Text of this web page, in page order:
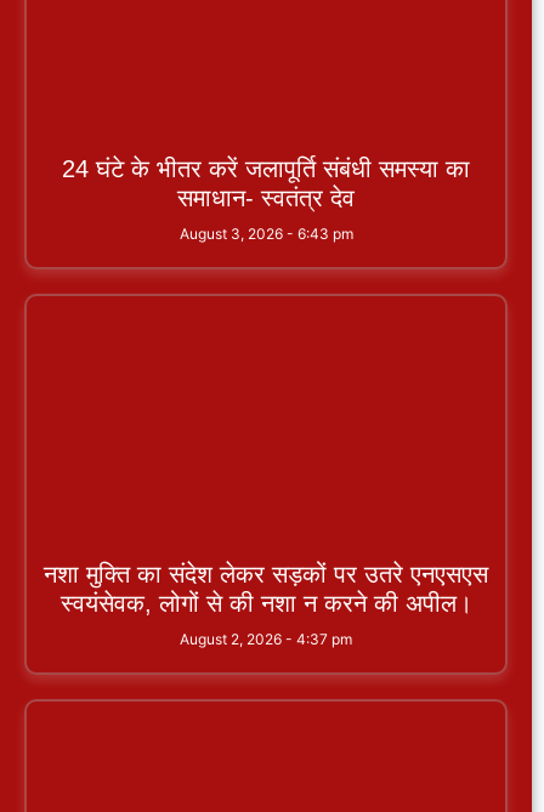
24 घंटे के भीतर करें जलापूर्ति संबंधी समस्या का
समाधान- स्वतंत्र देव
August 3, 2026 6:43 pm
नशा मुक्ति का संदेश लेकर सड़कों पर उतरे एनएसएस
स्वयंसेवक, लोगों से की नशा न करने की अपील।
August 2, 2026 4:37 pm